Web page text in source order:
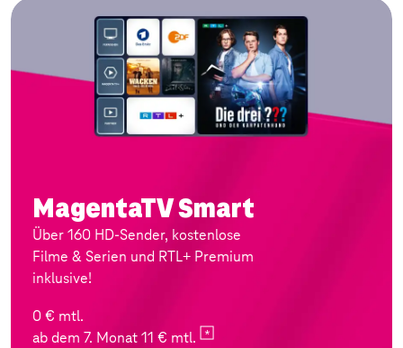
MagentaTV Smart
Über 160 HD-Sender, kostenlose
Filme & Serien und RTL+ Premium
inklusive!
0 € mtl.
ab dem 7. Monat 11 € mtl.